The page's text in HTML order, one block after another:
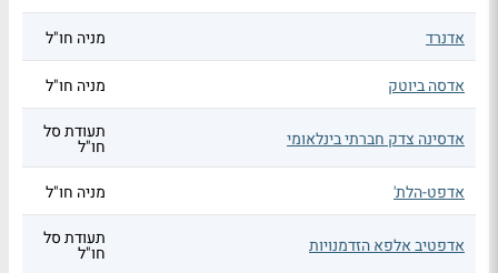
אדנרד מניה חו"ל
אדסה ביוטק מניה חו"ל
אדסינה צדק חברתי בינלאומי תעודת סל
חו"ל
אדפט-הלת'
מניה חו"ל
אדפטיב אלפא הזדמנויות תעודת סל
חו"ל